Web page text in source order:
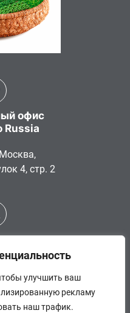
улучшить ваш
рекламу
наш трафик.
офис
Russia
4, стр. 2
сайту